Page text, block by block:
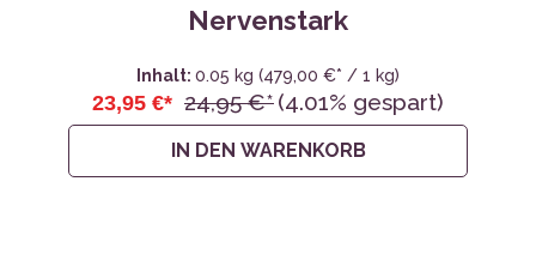
Nervenstark
Inhalt: 0.05 kg (479,00 €* / 1 kg)
23,95 €* 24,95 €*(4.01% gespart)
IN DEN WARENKORB